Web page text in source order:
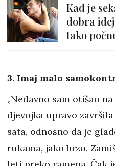
Kad je
dobra
tako
3. Imaj malo
„Nedavno sam otišao
djevojka upravo
sata, odnosno da je
rukama, jako brzo.